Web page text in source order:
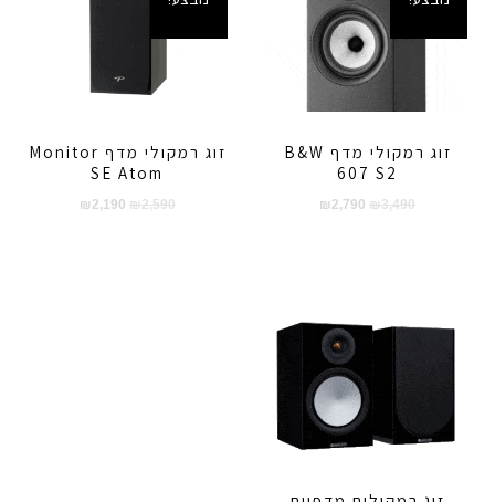
זוג רמקולי מדף B&W
607 S2
₪3,490
המחיר₪ 2,790
המחיר
זוג רמקולי מדף Monitor
SE Atom
₪2,590
המחיר₪ 2,190